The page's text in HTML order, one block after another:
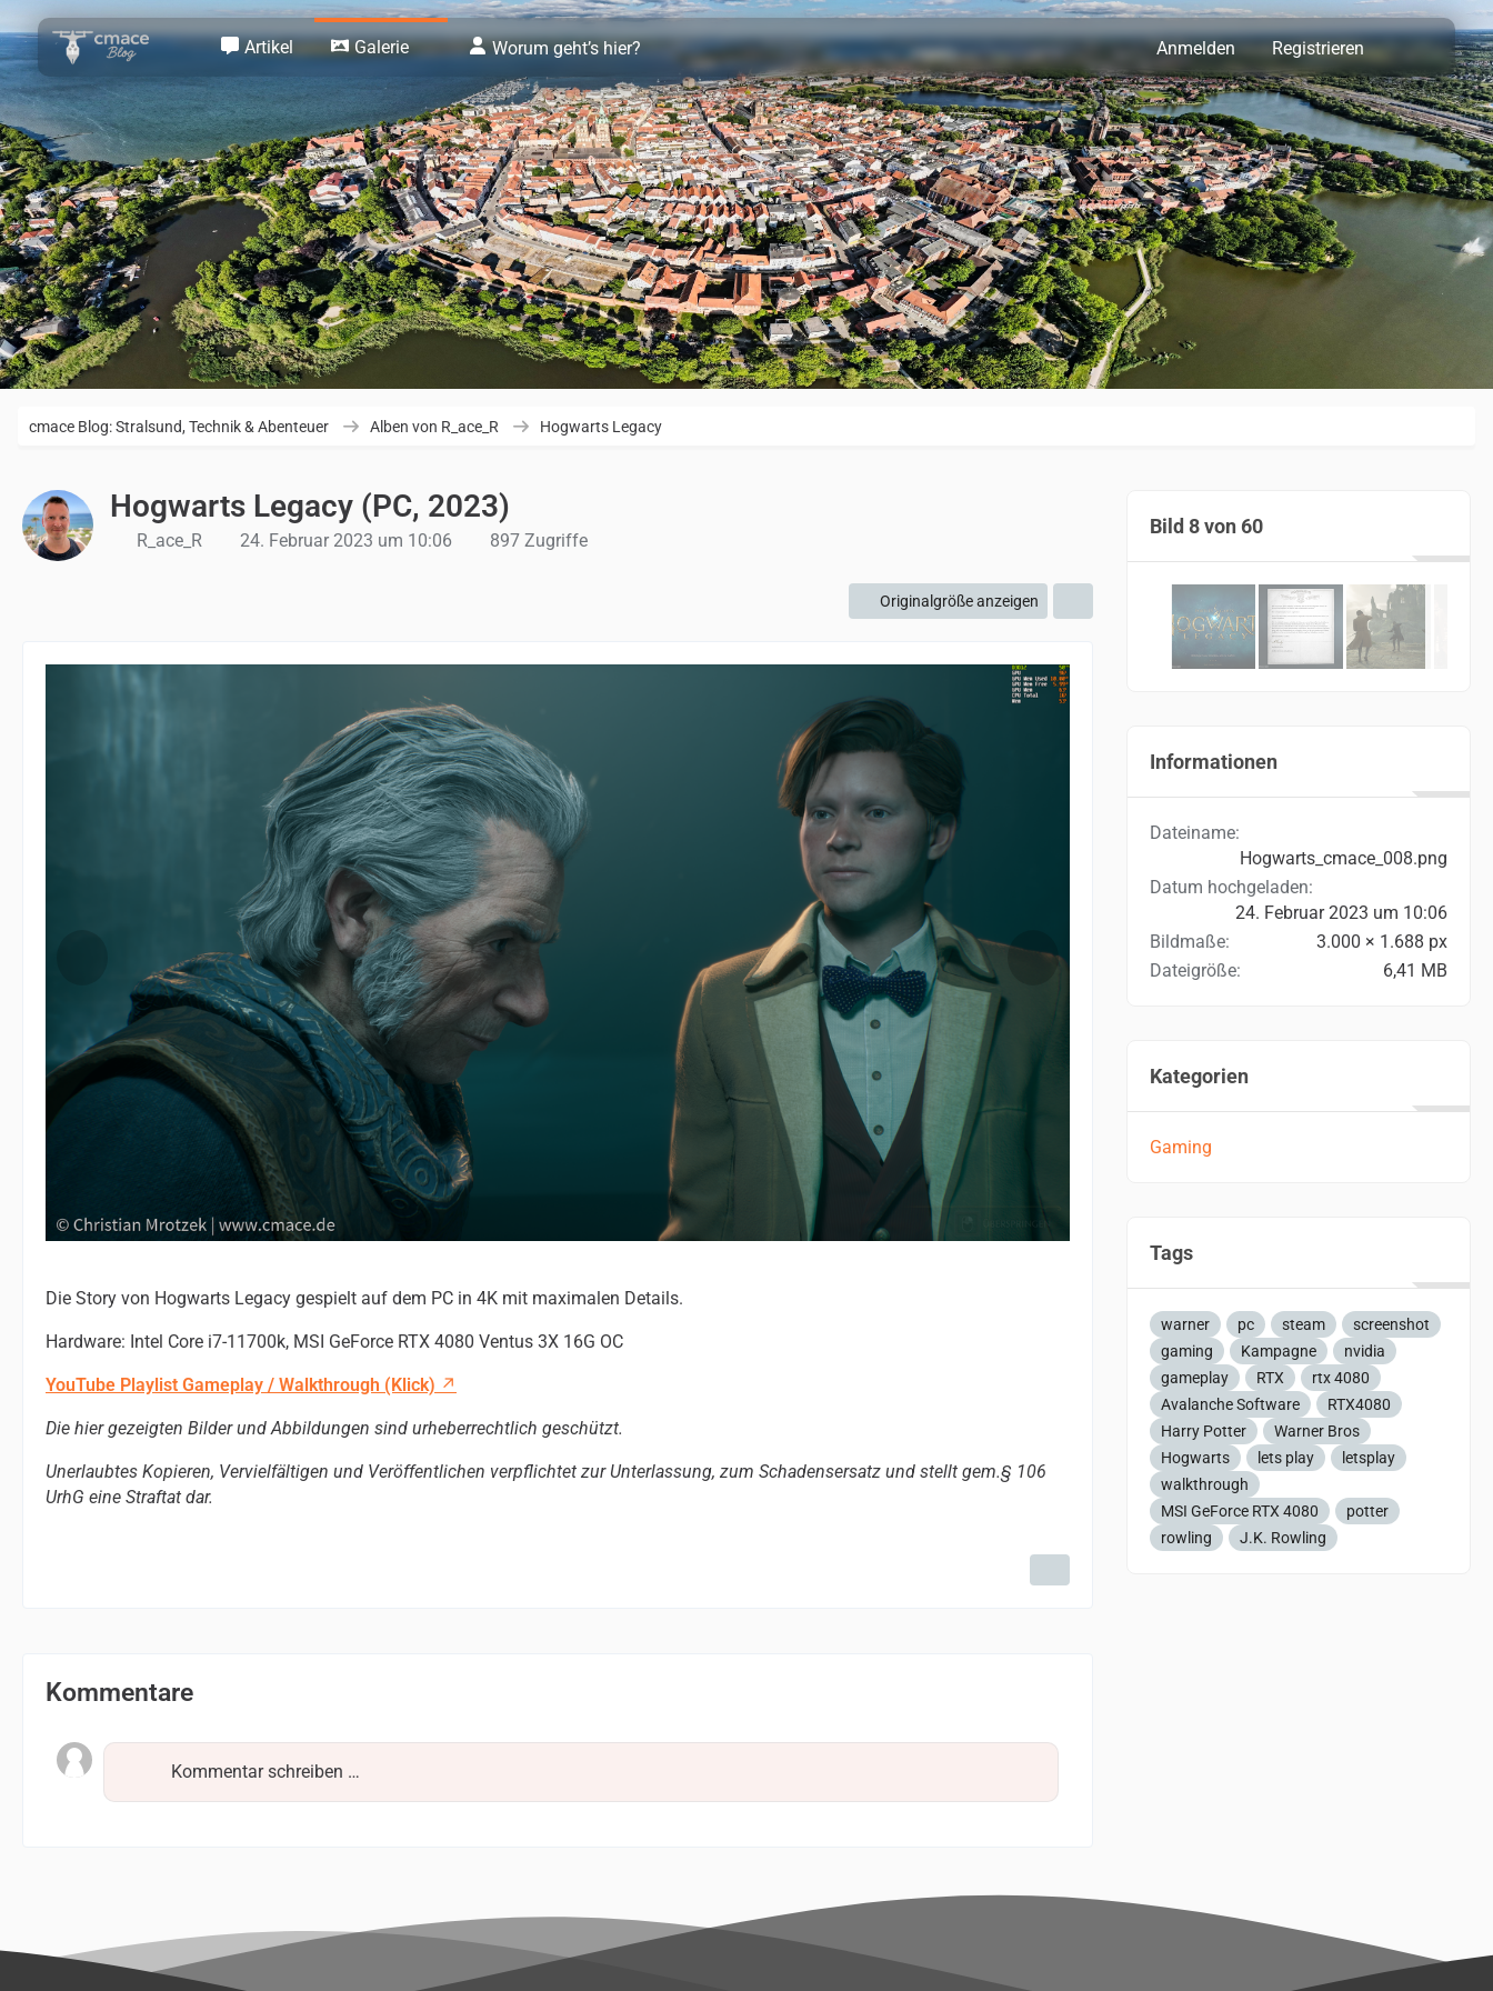
Artikel Galerie Worum geht’s hier? Anmelden Registrieren
cmace Blog: Stralsund, Technik & Abenteuer Alben von R_ace_R Hogwarts Legacy
Hogwarts Legacy (PC, 2023)
R_ace_R 24. Februar 2023 um 10:06 897 Zugriffe
Originalgröße anzeigen
Die Story von Hogwarts Legacy gespielt auf dem PC in 4K mit maximalen Details.
Hardware: Intel Core i7-11700k, MSI GeForce RTX 4080 Ventus 3X 16G OC
YouTube Playlist Gameplay / Walkthrough (Klick)
Die hier gezeigten Bilder und Abbildungen sind urheberrechtlich geschützt.
Unerlaubtes Kopieren, Vervielfältigen und Veröffentlichen verpflichtet zur Unterlassung, zum Schadensersatz und stellt gem.§ 106
UrhG eine Straftat dar.
Kommentare
Kommentar schreiben …
Bild 8 von 60
Informationen
Dateiname
Hogwarts_cmace_008.png
Datum hochgeladen
24. Februar 2023 um 10:06
Bildmaße
3.000 × 1.688 px
Dateigröße
6,41 MB
Kategorien
Gaming
Tags
warner pc steam
screenshot
gaming
Kampagne
nvidia
gameplay
RTX
rtx 4080
Avalanche Software
RTX4080
Harry Potter
Warner Bros
Hogwarts
lets play
letsplay
walkthrough
MSI GeForce RTX 4080
potter
rowling
J.K. Rowling